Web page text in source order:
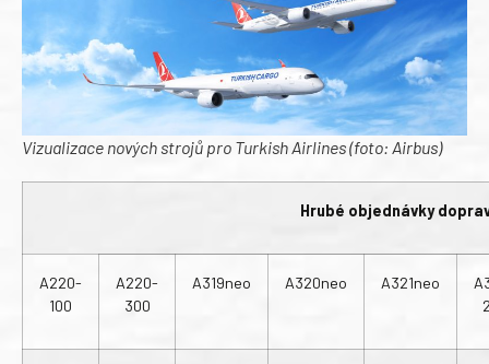
Vizualizace nových strojů pro Turkish Airlines (foto: Airbus)
Hrubé objednávky
A220-
100
A220-
300
A319neo A320neo A321neo